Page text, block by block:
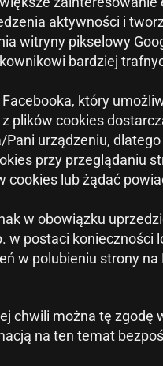
aktywności i
witryny pikselowy
bardziej
który
plików cookies
urządzeniu,
przy przeglądaniu
lub żądać
w obowiązku
postaci konieczności
w polubieniu strony
chwili można tę zgodę
na ten temat